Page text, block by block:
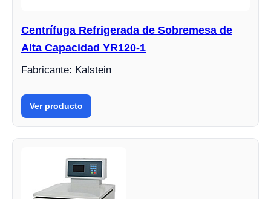
Centrífuga Refrigerada de Sobremesa de
Alta Capacidad YR120-1
Fabricante: Kalstein
Ver producto